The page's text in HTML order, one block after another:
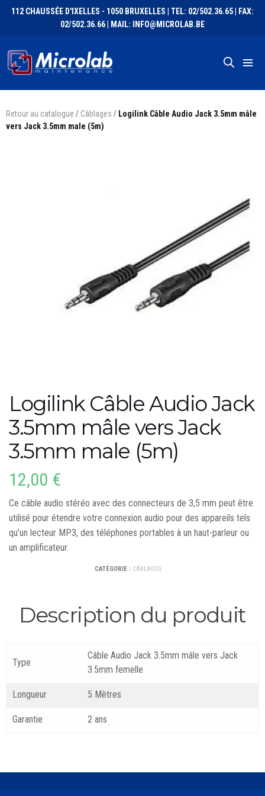
112 CHAUSSÉE D'IXELLES - 1050 BRUXELLES | TEL: 02/502.36.65 | FAX:
02/502.36.66 | MAIL: INFO@MICROLAB.BE
Retour au catalogue / Câblages / Logilink Câble Audio Jack 3.5mm mâle
vers Jack 3.5mm male (5m)
Logilink Câble Audio Jack
3.5mm mâle vers Jack
3.5mm male (5m)
12,00 €
Ce câble audio stéréo avec des connecteurs de 3,5 mm peut être
utilisé pour étendre votre connexion audio pour des appareils tels
qu’un lecteur MP3, des téléphones portables à un haut-parleur ou
un amplificateur.
CATÉGORIE : CÂBLAGES
Description du produit
Type
Câble Audio Jack 3.5mm mâle vers Jack
3.5mm femelle
Longueur 5 Mètres
Garantie 2 ans